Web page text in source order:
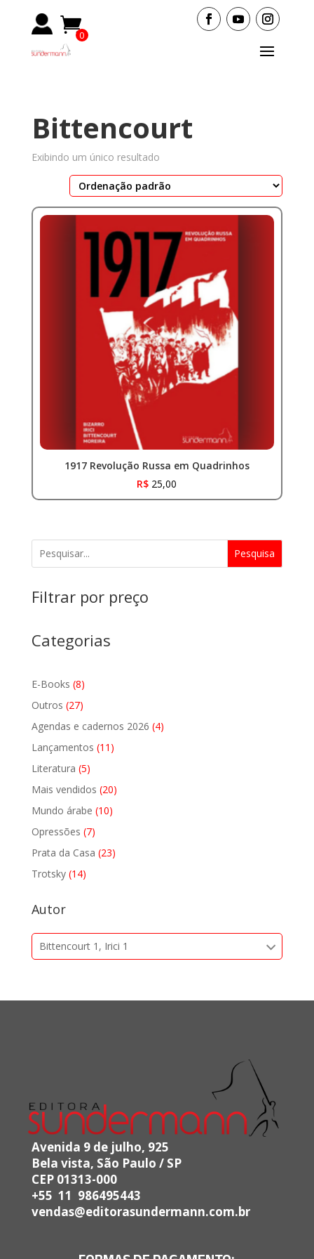
0
Bittencourt
Exibindo um único resultado
1917 Revolução Russa em Quadrinhos
R$ 25,00
Pesquisa
Filtrar por preço
Categorias
E-Books 88
produtos
Outros 2727
produtos
Agendas e cadernos 2026 44
Lançamentos 11 11
Literatura 55
produtos
Mais vendidos 2020
Mundo árabe 1010
Opressões 77
produtos
Prata da Casa 2323
Trotsky 1414
Autor
Bittencourt 1, Irici 1
Avenida 9 de julho, 925
Bela vista, São Paulo / SP
CEP 01313-000
+55 11 986495443
vendas@editorasundermann.com.br